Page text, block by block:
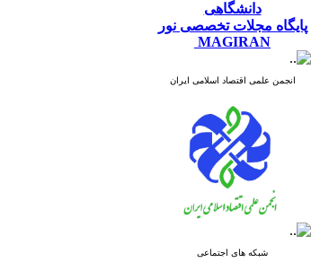
دانشگاهی
پایگاه مجلات تخصصی نور
MAGIRAN
انجمن علمی اقتصاد اسلامی ایران
شبکه های اجتماعی